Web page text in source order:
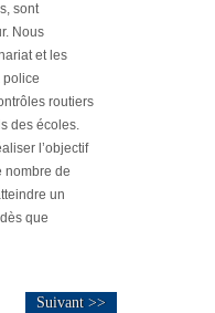
sont
Nous
et les
police
routiers
des écoles.
l’objectif
nombre de
un
que
Suivant >>